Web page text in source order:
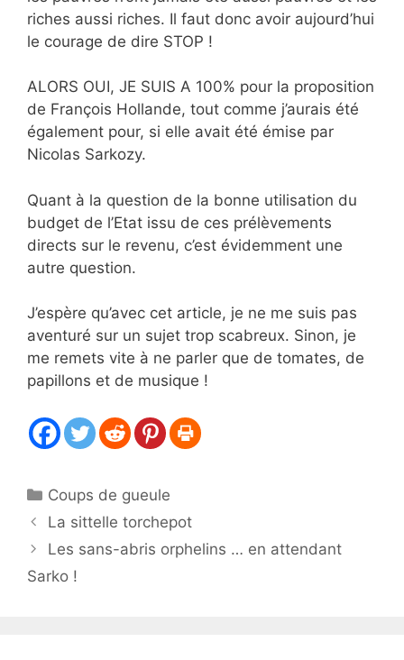
riches aussi riches. Il faut donc avoir aujourd’hui
le courage de dire STOP !
ALORS OUI, JE SUIS A 100% pour la proposition
de François Hollande, tout comme j’aurais été
également pour, si elle avait été émise par
Nicolas Sarkozy.
Quant à la question de la bonne utilisation du
budget de l’Etat issu de ces prélèvements
directs sur le revenu, c’est évidemment une
autre question.
J’espère qu’avec cet article, je ne me suis pas
aventuré sur un sujet trop scabreux. Sinon, je
me remets vite à ne parler que de tomates, de
papillons et de musique !
Catégories
Coups de gueule
La sittelle torchepot
Les sans-abris orphelins … en attendant
Sarko !